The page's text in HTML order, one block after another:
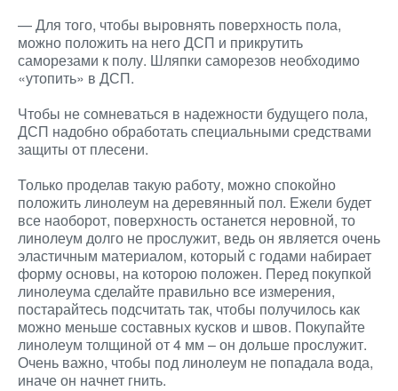
— Для того, чтобы выровнять поверхность пола,
можно положить на него ДСП и прикрутить
саморезами к полу. Шляпки саморезов необходимо
«утопить» в ДСП.
Чтобы не сомневаться в надежности будущего пола,
ДСП надобно обработать специальными средствами
защиты от плесени.
Только проделав такую работу, можно спокойно
положить линолеум на деревянный пол. Ежели будет
все наоборот, поверхность останется неровной, то
линолеум долго не прослужит, ведь он является очень
эластичным материалом, который с годами набирает
форму основы, на которою положен. Перед покупкой
линолеума сделайте правильно все измерения,
постарайтесь подсчитать так, чтобы получилось как
можно меньше составных кусков и швов. Покупайте
линолеум толщиной от 4 мм – он дольше прослужит.
Очень важно, чтобы под линолеум не попадала вода,
иначе он начнет гнить.